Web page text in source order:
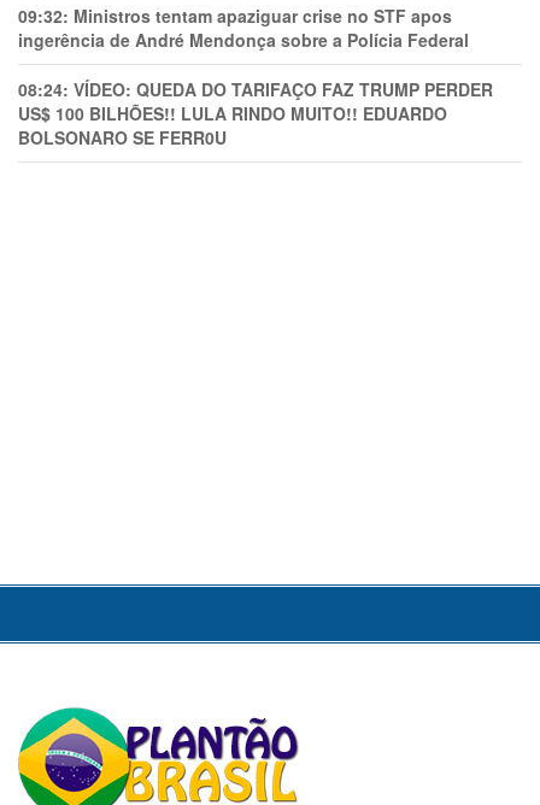
09:32: Ministros tentam apaziguar crise no STF apos
ingerência de André Mendonça sobre a Polícia Federal
08:24: VÍDEO: QUEDA DO TARIFAÇO FAZ TRUMP PERDER
US$ 100 BILHÕES!! LULA RINDO MUITO!! EDUARDO
BOLSONARO SE FERR0U